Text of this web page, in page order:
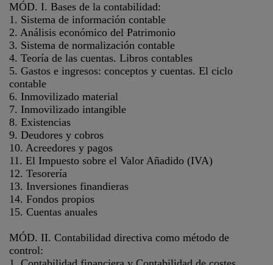
MÓD. I. Bases de la contabilidad:
1. Sistema de información contable
2. Análisis económico del Patrimonio
3. Sistema de normalización contable
4. Teoría de las cuentas. Libros contables
5. Gastos e ingresos: conceptos y cuentas. El ciclo
contable
6. Inmovilizado material
7. Inmovilizado intangible
8. Existencias
9. Deudores y cobros
10. Acreedores y pagos
11. El Impuesto sobre el Valor Añadido (IVA)
12. Tesorería
13. Inversiones finandieras
14. Fondos propios
15. Cuentas anuales
MÓD. II. Contabilidad directiva como método de
control: